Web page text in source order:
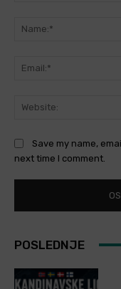
Save my name,
next time I comment.
POSLEDNJE